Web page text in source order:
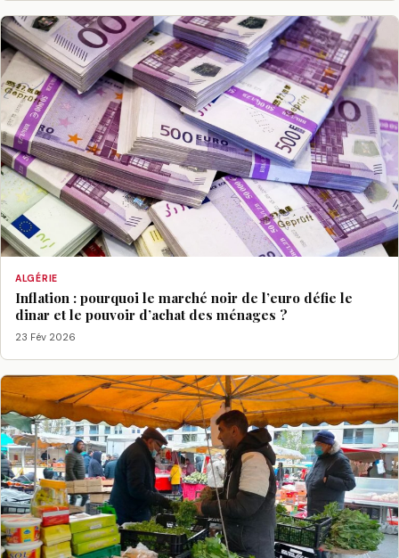
ALGÉRIE
Inflation : pourquoi le marché noir de l’euro défie le
dinar et le pouvoir d’achat des ménages ?
23 Fév 2026